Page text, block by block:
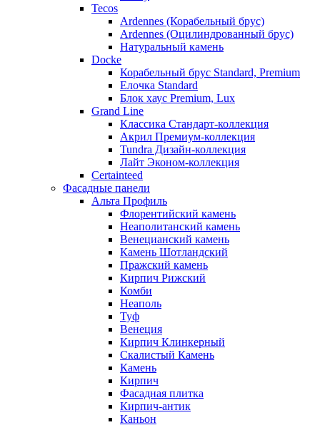
Tecos
Ardennes (Корабельный брус)
Ardennes (Оцилиндрованный брус)
Натуральный камень
Docke
Корабельный брус Standard, Premium
Елочка Standard
Блок хаус Premium, Lux
Grand Line
Классика Стандарт-коллекция
Акрил Премиум-коллекция
Tundra Дизайн-коллекция
Лайт Эконом-коллекция
Certainteed
Фасадные панели
Альта Профиль
Флорентийский камень
Неаполитанский камень
Венецианский камень
Камень Шотландский
Пражский камень
Кирпич Рижский
Комби
Неаполь
Туф
Венеция
Кирпич Клинкерный
Скалистый Камень
Камень
Кирпич
Фасадная плитка
Кирпич-антик
Каньон